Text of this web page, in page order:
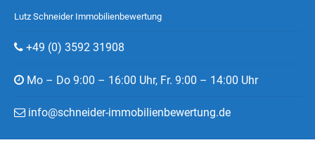
Lutz Schneider Immobilienbewertung
+49 (0) 3592 31908
Mo – Do 9:00 – 16:00 Uhr, Fr. 9:00 – 14:00 Uhr
info@schneider-immobilienbewertung.de